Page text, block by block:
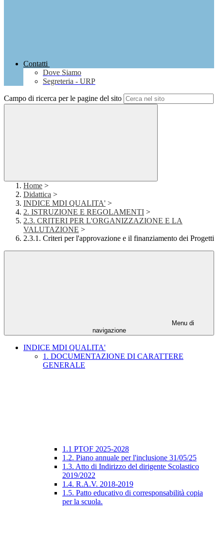
Contatti
Dove Siamo
Segreteria - URP
Campo di ricerca per le pagine del sito
Home >
Didattica >
INDICE MDI QUALITA' >
2. ISTRUZIONE E REGOLAMENTI >
2.3. CRITERI PER L'ORGANIZZAZIONE E LA
VALUTAZIONE >
2.3.1. Criteri per l'approvazione e il finanziamento dei Progetti
Menu di
navigazione
INDICE MDI QUALITA'
1. DOCUMENTAZIONE DI CARATTERE
GENERALE
1.1 PTOF 2025-2028
1.2. Piano annuale per l'inclusione 31/05/25
1.3. Atto di Indirizzo del dirigente Scolastico
2019/2022
1.4. R.A.V. 2018-2019
1.5. Patto educativo di corresponsabilità copia
per la scuola.